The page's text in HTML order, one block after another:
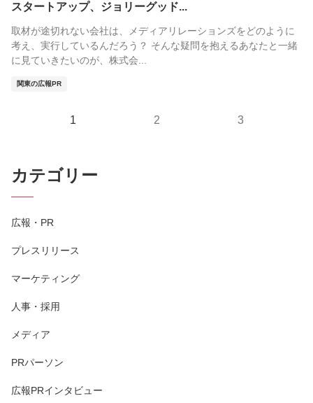
スタートアップ、ジョリーグッド...
取材が途切れない会社は、メディアリレーションズをどのように
考え、実行しているんだろう？ そんな疑問を抱えるあなたと一緒
に見ていきたいのが、株式会...
関東の広報PR
1 2 3
カテゴリー
広報・PR
プレスリリース
マーケティング
人事・採用
メディア
PRパーソン
広報PRインタビュー